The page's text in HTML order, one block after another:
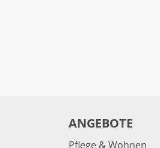
ANGEBOTE
Pflege & Wohnen